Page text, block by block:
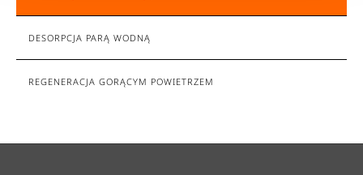
DESORPCJA PARĄ WODNĄ
REGENERACJA GORĄCYM POWIETRZEM